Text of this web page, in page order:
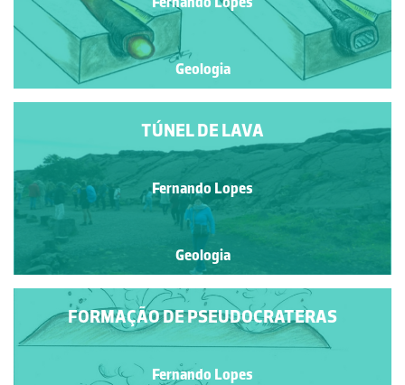
Geologia
TÚNEL DE LAVA
Fernando Lopes
Geologia
FORMAÇÃO DE PSEUDOCRATERAS
Fernando Lopes